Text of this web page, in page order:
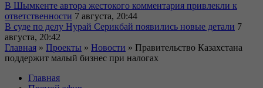
В Шымкенте автора жестокого комментария привлекли к
ответственности 7 августа, 20:44
В суде по делу Нурай Серикбай появились новые детали 7
августа, 20:42
Главная » Проекты » Новости » Правительство Казахстана
поддержит малый бизнес при налогах
Главная